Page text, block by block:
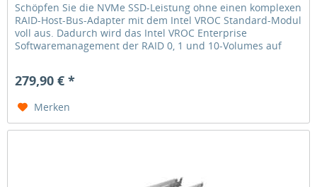
Schöpfen Sie die NVMe SSD-Leistung ohne einen komplexen
RAID-Host-Bus-Adapter mit dem Intel VROC Standard-Modul
voll aus. Dadurch wird das Intel VROC Enterprise
Softwaremanagement der RAID 0, 1 und 10-Volumes auf
279,90 € *
Merken